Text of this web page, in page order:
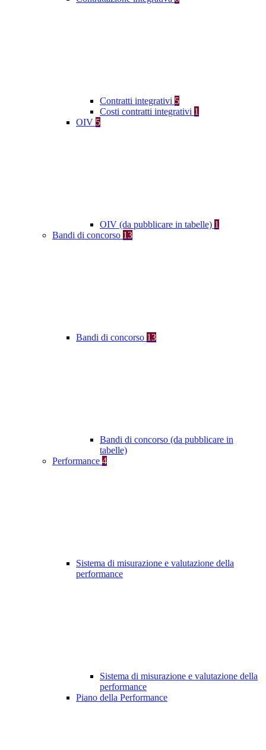
Contratti integrativi 5
Costi contratti integrativi 1
OIV 5
OIV (da pubblicare in tabelle) 1
Bandi di concorso 13
Bandi di concorso 13
Bandi di concorso (da pubblicare in
tabelle)
Performance 4
Sistema di misurazione e valutazione della
performance
Sistema di misurazione e valutazione della
performance
Piano della Performance